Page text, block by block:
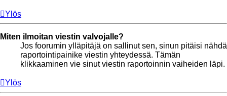
Ylös
Miten ilmoitan viestin valvojalle?
Jos foorumin ylläpitäjä on sallinut sen, sinun pitäisi nähdä
raportointipainike viestin yhteydessä. Tämän
klikkaaminen vie sinut viestin raportoinnin vaiheiden läpi.
Ylös